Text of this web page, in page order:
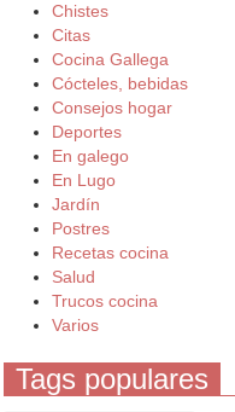
Chistes
Citas
Cocina Gallega
Cócteles, bebidas
Consejos hogar
Deportes
En galego
En Lugo
Jardín
Postres
Recetas cocina
Salud
Trucos cocina
Varios
Tags populares